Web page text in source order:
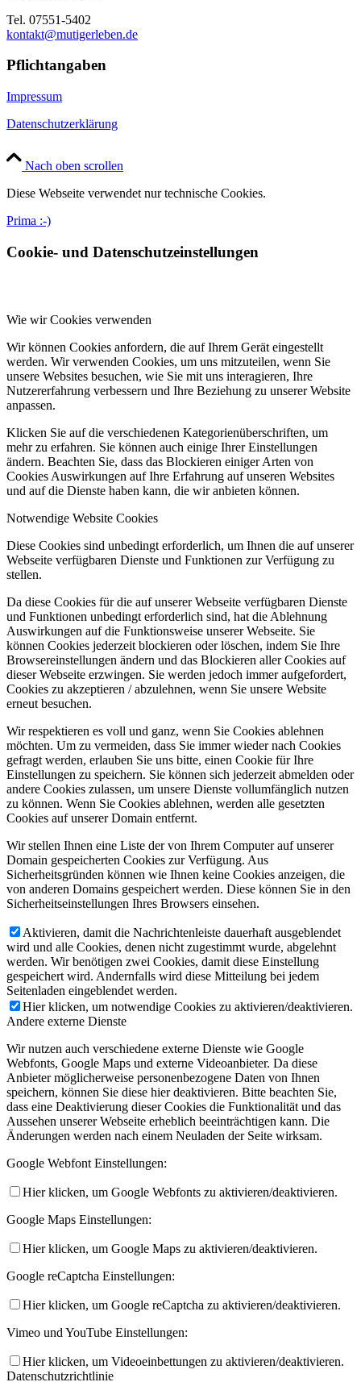
Tel. 07551-5402
kontakt@mutigerleben.de
Pflichtangaben
Impressum
Datenschutzerklärung
Nach oben scrollen
Diese Webseite verwendet nur technische Cookies.
Prima :-)
Cookie- und Datenschutzeinstellungen
Wie wir Cookies verwenden
Wir können Cookies anfordern, die auf Ihrem Gerät eingestellt
werden. Wir verwenden Cookies, um uns mitzuteilen, wenn Sie
unsere Websites besuchen, wie Sie mit uns interagieren, Ihre
Nutzererfahrung verbessern und Ihre Beziehung zu unserer Website
anpassen.
Klicken Sie auf die verschiedenen Kategorienüberschriften, um
mehr zu erfahren. Sie können auch einige Ihrer Einstellungen
ändern. Beachten Sie, dass das Blockieren einiger Arten von
Cookies Auswirkungen auf Ihre Erfahrung auf unseren Websites
und auf die Dienste haben kann, die wir anbieten können.
Notwendige Website Cookies
Diese Cookies sind unbedingt erforderlich, um Ihnen die auf unserer
Webseite verfügbaren Dienste und Funktionen zur Verfügung zu
stellen.
Da diese Cookies für die auf unserer Webseite verfügbaren Dienste
und Funktionen unbedingt erforderlich sind, hat die Ablehnung
Auswirkungen auf die Funktionsweise unserer Webseite. Sie
können Cookies jederzeit blockieren oder löschen, indem Sie Ihre
Browsereinstellungen ändern und das Blockieren aller Cookies auf
dieser Webseite erzwingen. Sie werden jedoch immer aufgefordert,
Cookies zu akzeptieren / abzulehnen, wenn Sie unsere Website
erneut besuchen.
Wir respektieren es voll und ganz, wenn Sie Cookies ablehnen
möchten. Um zu vermeiden, dass Sie immer wieder nach Cookies
gefragt werden, erlauben Sie uns bitte, einen Cookie für Ihre
Einstellungen zu speichern. Sie können sich jederzeit abmelden oder
andere Cookies zulassen, um unsere Dienste vollumfänglich nutzen
zu können. Wenn Sie Cookies ablehnen, werden alle gesetzten
Cookies auf unserer Domain entfernt.
Wir stellen Ihnen eine Liste der von Ihrem Computer auf unserer
Domain gespeicherten Cookies zur Verfügung. Aus
Sicherheitsgründen können wie Ihnen keine Cookies anzeigen, die
von anderen Domains gespeichert werden. Diese können Sie in den
Sicherheitseinstellungen Ihres Browsers einsehen.
Aktivieren, damit die Nachrichtenleiste dauerhaft ausgeblendet
wird und alle Cookies, denen nicht zugestimmt wurde, abgelehnt
werden. Wir benötigen zwei Cookies, damit diese Einstellung
gespeichert wird. Andernfalls wird diese Mitteilung bei jedem
Seitenladen eingeblendet werden.
Hier klicken, um notwendige Cookies zu aktivieren/deaktivieren.
Andere externe Dienste
Wir nutzen auch verschiedene externe Dienste wie Google
Webfonts, Google Maps und externe Videoanbieter. Da diese
Anbieter möglicherweise personenbezogene Daten von Ihnen
speichern, können Sie diese hier deaktivieren. Bitte beachten Sie,
dass eine Deaktivierung dieser Cookies die Funktionalität und das
Aussehen unserer Webseite erheblich beeinträchtigen kann. Die
Änderungen werden nach einem Neuladen der Seite wirksam.
Google Webfont Einstellungen:
Hier klicken, um Google Webfonts zu aktivieren/deaktivieren.
Google Maps Einstellungen:
Hier klicken, um Google Maps zu aktivieren/deaktivieren.
Google reCaptcha Einstellungen:
Hier klicken, um Google reCaptcha zu aktivieren/deaktivieren.
Vimeo und YouTube Einstellungen:
Hier klicken, um Videoeinbettungen zu aktivieren/deaktivieren.
Datenschutzrichtlinie